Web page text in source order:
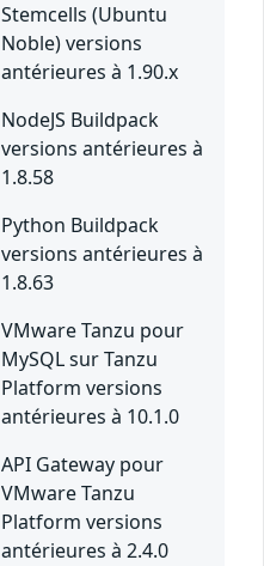
Stemcells (Ubuntu
Noble) versions
antérieures à 1.90.x
NodeJS Buildpack
versions antérieures à
1.8.58
Python Buildpack
versions antérieures à
1.8.63
VMware Tanzu pour
MySQL sur Tanzu
Platform versions
antérieures à 10.1.0
API Gateway pour
VMware Tanzu
Platform versions
antérieures à 2.4.0